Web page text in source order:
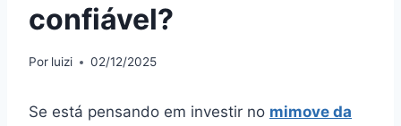
confiável?
Por luizi 02/12/2025
Se está pensando em investir no mimove da